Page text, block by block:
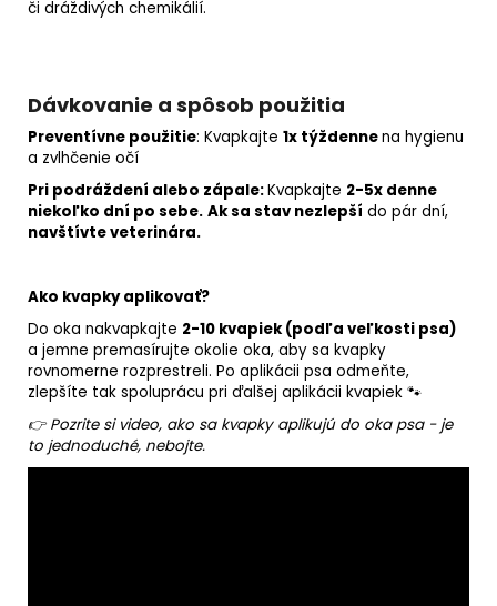
či dráždivých chemikálií.
Dávkovanie a spôsob použitia
Preventívne použitie: Kvapkajte 1x týždennena hygienu
a zvlhčenie očí
Pri podráždení alebo zápale:Kvapkajte 2-5x denne
niekoľko dní po sebe. Ak sa stav nezlepší do pár dní,
navštívte veterinára.
Ako kvapky aplikovať?
Do oka nakvapkajte 2-10 kvapiek (podľa veľkosti psa)
a jemne premasírujte okolie oka, aby sa kvapky
rovnomerne rozprestreli. Po aplikácii psa odmeňte,
zlepšíte tak spoluprácu pri ďalšej aplikácii kvapiek 🐾
👉 Pozrite si video, ako sa kvapky aplikujú do oka psa - je
to jednoduché, nebojte.